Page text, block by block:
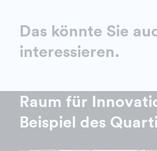
Das könnte Sie
interessieren.
Raum für
Beispiel des